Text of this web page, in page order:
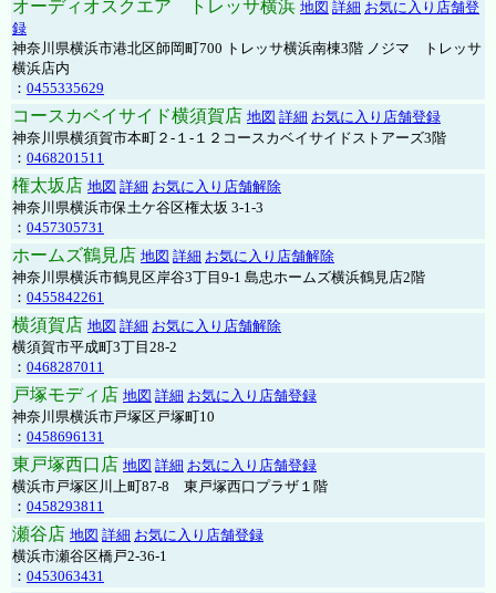
オーディオスクエア トレッサ横浜 地図 詳細 お気に入り店舗登
録
神奈川県横浜市港北区師岡町700 トレッサ横浜南棟3階 ノジマ トレッサ
横浜店内
： 0455335629
コースカベイサイド横須賀店 地図 詳細 お気に入り店舗登録
神奈川県横須賀市本町２-１-１２コースカベイサイドストアーズ3階
： 0468201511
権太坂店 地図 詳細 お気に入り店舗解除
神奈川県横浜市保土ケ谷区権太坂 3-1-3
： 0457305731
ホームズ鶴見店 地図 詳細 お気に入り店舗解除
神奈川県横浜市鶴見区岸谷3丁目9-1 島忠ホームズ横浜鶴見店2階
： 0455842261
横須賀店 地図 詳細 お気に入り店舗解除
横須賀市平成町3丁目28-2
： 0468287011
戸塚モディ店 地図 詳細 お気に入り店舗登録
神奈川県横浜市戸塚区戸塚町10
： 0458696131
東戸塚西口店 地図 詳細 お気に入り店舗登録
横浜市戸塚区川上町87-8 東戸塚西口プラザ１階
： 0458293811
瀬谷店 地図 詳細 お気に入り店舗登録
横浜市瀬谷区橋戸2-36-1
： 0453063431